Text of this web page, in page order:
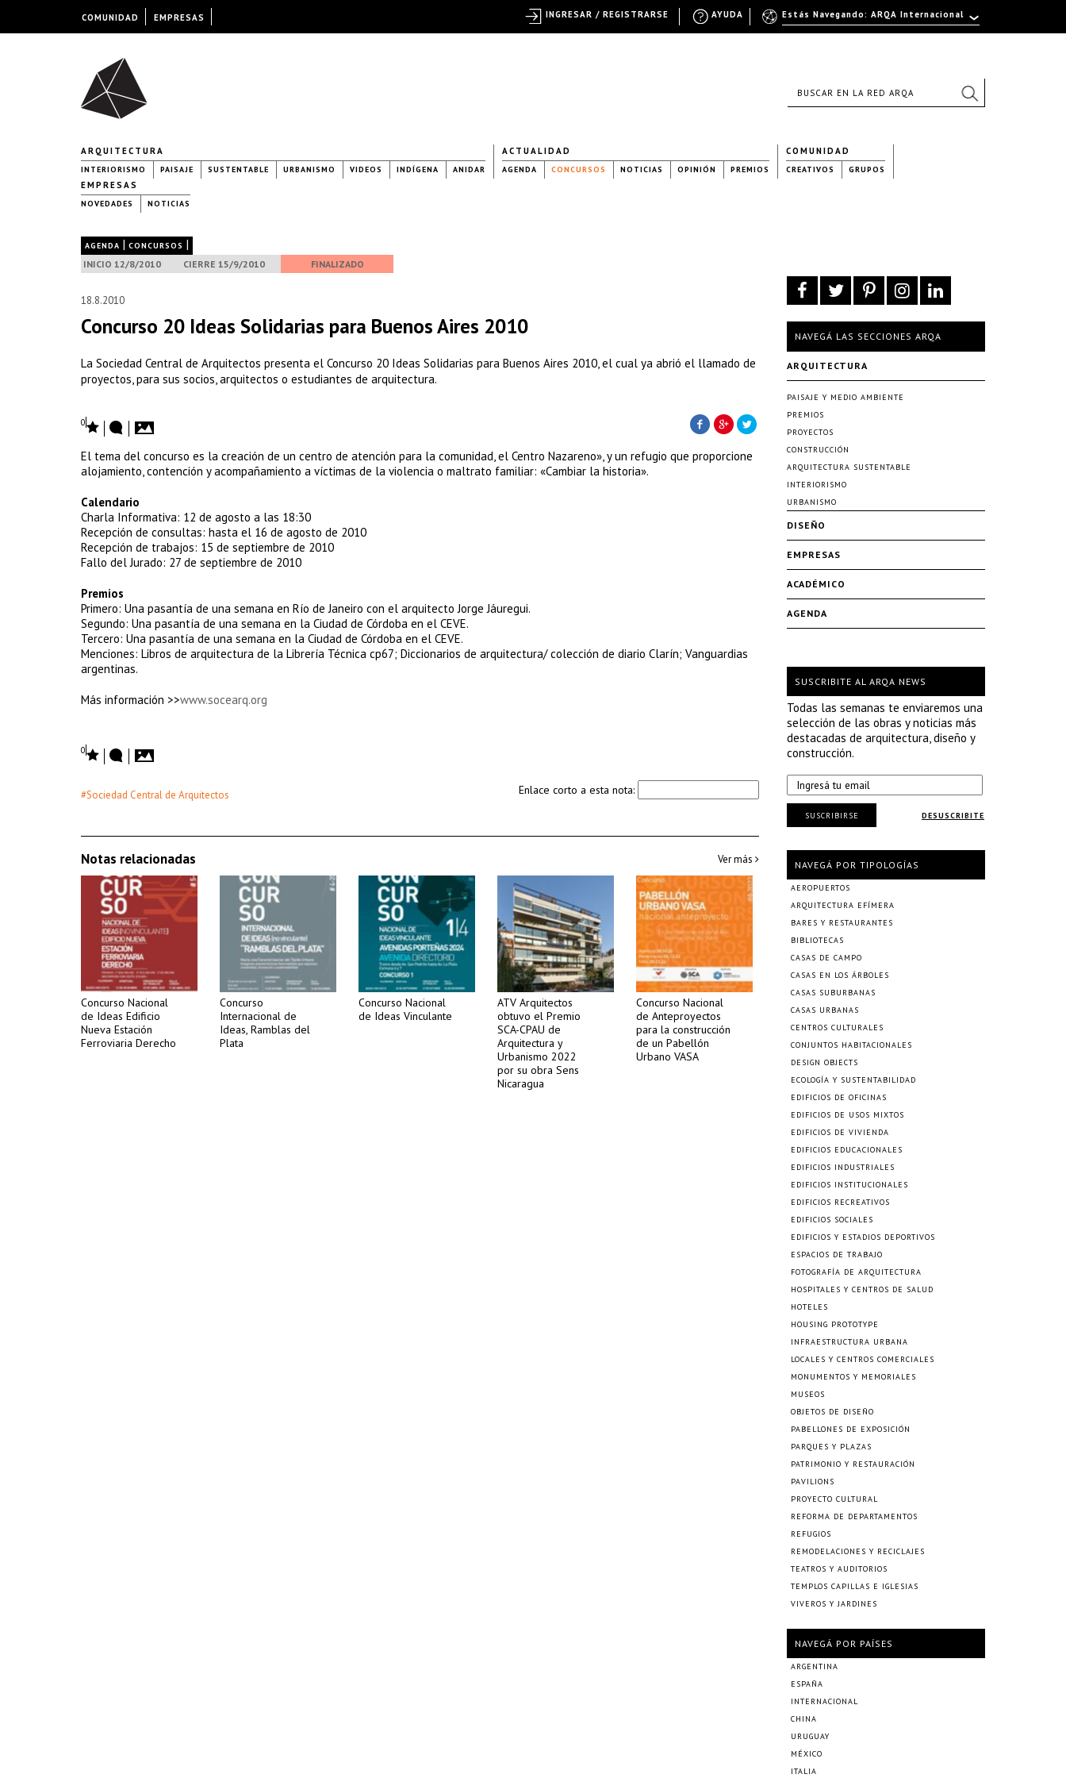
ARQUITECTURA
INTERIORISMO PAISAJE SUSTENTABLE URBANISMO VIDEOS INDÍGENA ANIDAR
ACTUALIDAD
AGENDA CONCURSOS NOTICIAS OPINIÓN PREMIOS
COMUNIDAD
CREATIVOS GRUPOS
EMPRESAS
NOVEDADES NOTICIAS
AGENDA | CONCURSOS |
INICIO 12/8/2010 CIERRE 15/9/2010 FINALIZADO
18.8.2010
Concurso 20 Ideas Solidarias para Buenos Aires 2010
La Sociedad Central de Arquitectos presenta el Concurso 20 Ideas Solidarias para Buenos Aires 2010, el cual ya abrió el llamado de
proyectos, para sus socios, arquitectos o estudiantes de arquitectura.
0
El tema del concurso es la creación de un centro de atención para la comunidad, el Centro Nazareno», y un refugio que proporcione
alojamiento, contención y acompañamiento a víctimas de la violencia o maltrato familiar: «Cambiar la historia».
Calendario
Charla Informativa: 12 de agosto a las 18:30
Recepción de consultas: hasta el 16 de agosto de 2010
Recepción de trabajos: 15 de septiembre de 2010
Fallo del Jurado: 27 de septiembre de 2010
Premios
Primero: Una pasantía de una semana en Río de Janeiro con el arquitecto Jorge Jáuregui.
Segundo: Una pasantía de una semana en la Ciudad de Córdoba en el CEVE.
Tercero: Una pasantía de una semana en la Ciudad de Córdoba en el CEVE.
Menciones: Libros de arquitectura de la Librería Técnica cp67; Diccionarios de arquitectura/ colección de diario Clarín; Vanguardias
argentinas.
Más información >>www.socearq.org
0
#Sociedad Central de Arquitectos Enlace corto a esta nota:
Notas relacionadas Ver más
Concurso Nacional
de Ideas Edificio
Nueva Estación
Ferroviaria Derecho
Concurso
Internacional de
Ideas, Ramblas del
Plata
Concurso Nacional
de Ideas Vinculante
ATV Arquitectos
obtuvo el Premio
SCA-CPAU de
Arquitectura y
Urbanismo 2022
por su obra Sens
Nicaragua
Concurso Nacional
de Anteproyectos
para la construcción
de un Pabellón
Urbano VASA
NAVEGÁ LAS SECCIONES ARQA
ARQUITECTURA
PAISAJE Y MEDIO AMBIENTE
PREMIOS
PROYECTOS
CONSTRUCCIÓN
ARQUITECTURA SUSTENTABLE
INTERIORISMO
URBANISMO
DISEÑO
EMPRESAS
ACADÉMICO
AGENDA
SUSCRIBITE AL ARQA NEWS
Todas las semanas te enviaremos una
selección de las obras y noticias más
destacadas de arquitectura, diseño y
construcción.
DESUSCRIBITE
SUSCRIBIRSE
NAVEGÁ POR TIPOLOGÍAS
AEROPUERTOS
ARQUITECTURA EFÍMERA
BARES Y RESTAURANTES
BIBLIOTECAS
CASAS DE CAMPO
CASAS EN LOS ÁRBOLES
CASAS SUBURBANAS
CASAS URBANAS
CENTROS CULTURALES
CONJUNTOS HABITACIONALES
DESIGN OBJECTS
ECOLOGÍA Y SUSTENTABILIDAD
EDIFICIOS DE OFICINAS
EDIFICIOS DE USOS MIXTOS
EDIFICIOS DE VIVIENDA
EDIFICIOS EDUCACIONALES
EDIFICIOS INDUSTRIALES
EDIFICIOS INSTITUCIONALES
EDIFICIOS RECREATIVOS
EDIFICIOS SOCIALES
EDIFICIOS Y ESTADIOS DEPORTIVOS
ESPACIOS DE TRABAJO
FOTOGRAFÍA DE ARQUITECTURA
HOSPITALES Y CENTROS DE SALUD
HOTELES
HOUSING PROTOTYPE
INFRAESTRUCTURA URBANA
LOCALES Y CENTROS COMERCIALES
MONUMENTOS Y MEMORIALES
MUSEOS
OBJETOS DE DISEÑO
PABELLONES DE EXPOSICIÓN
PARQUES Y PLAZAS
PATRIMONIO Y RESTAURACIÓN
PAVILIONS
PROYECTO CULTURAL
REFORMA DE DEPARTAMENTOS
REFUGIOS
REMODELACIONES Y RECICLAJES
TEATROS Y AUDITORIOS
TEMPLOS CAPILLAS E IGLESIAS
VIVEROS Y JARDINES
NAVEGÁ POR PAÍSES
ARGENTINA
ESPAÑA
INTERNACIONAL
CHINA
URUGUAY
MÉXICO
ITALIA
COMUNIDAD EMPRESAS Estás Navegando: ARQA Internacional
AYUDA
INGRESAR / REGISTRARSE